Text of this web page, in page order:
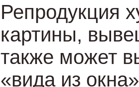
Репродукция
картины,
также может
«вида из